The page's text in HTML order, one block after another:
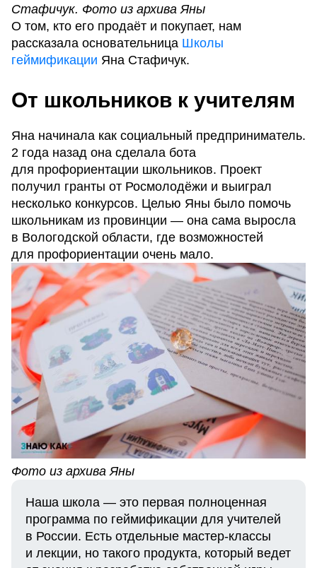
Стафичук. Фото из архива Яны
О том, кто его продаёт и покупает, нам
рассказала основательница Школы
геймификации Яна Стафичук.
От школьников к учителям
Яна начинала как социальный предприниматель.
2 года назад она сделала бота
для профориентации школьников. Проект
получил гранты от Росмолодёжи и выиграл
несколько конкурсов. Целью Яны было помочь
школьникам из провинции — она сама выросла
в Вологодской области, где возможностей
для профориентации очень мало.
Фото из архива Яны
Наша школа — это первая полноценная
программа по геймификации для учителей
в России. Есть отдельные мастер-классы
и лекции, но такого продукта, который ведет